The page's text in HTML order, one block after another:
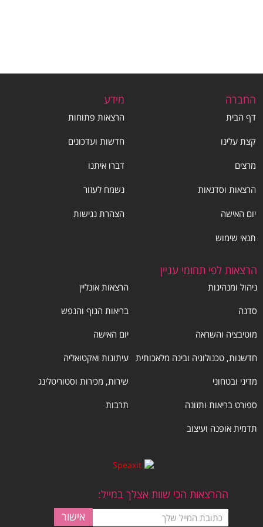
החברה
דף הבית
קצת עלינו
מרצים
הרצאות וסדנאות
יום האישה
תנאי שימוש
מידע
הרצאות פתוחות
חדשות ועדכונים
דברו איתנו
נשמח לעזור
הצהרת נגישות
הרצאות לפי תחומי עניין
ניהול ומנהיגות
הרצאות אונליין
סדנה
בריאות הגוף והנפש
מוטיבציה והשראה
יום האישה
חדשנות, טכנולוגיה ובינה מלאכותית עיתונות ואקטואליה
מדיני ובטחוני
שירות, מכירות וסטוריטלינג
ספורט בריאות ותזונה
תרבות
תדמית אופנה ועיצוב
ההרצאות הכי שוות אצלך במייל: